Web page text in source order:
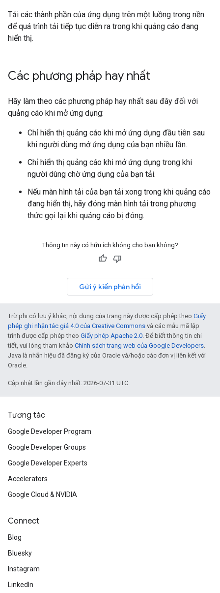
Tải các thành phần của ứng dụng trên một luồng trong nền
để quá trình tải tiếp tục diễn ra trong khi quảng cáo đang
hiển thị.
Các phương pháp hay nhất
Hãy làm theo các phương pháp hay nhất sau đây đối với
quảng cáo khi mở ứng dụng:
Chỉ hiển thị quảng cáo khi mở ứng dụng đầu tiên sau
khi người dùng mở ứng dụng của bạn nhiều lần.
Chỉ hiển thị quảng cáo khi mở ứng dụng trong khi
người dùng chờ ứng dụng của bạn tải.
Nếu màn hình tải của bạn tải xong trong khi quảng cáo
đang hiển thị, hãy đóng màn hình tải trong phương
thức gọi lại khi quảng cáo bị đóng.
Thông tin này có hữu ích không cho bạn không?
Gửi ý kiến phản hồi
Trừ phi có lưu ý khác, nội dung của trang này được cấp phép theo Giấy
phép ghi nhận tác giả 4.0 của Creative Commons và các mẫu mã lập
trình được cấp phép theo Giấy phép Apache 2.0. Để biết thông tin chi
tiết, vui lòng tham khảo Chính sách trang web của Google Developers.
Java là nhãn hiệu đã đăng ký của Oracle và/hoặc các đơn vị liên kết với
Oracle.
Cập nhật lần gần đây nhất: 2026-07-31 UTC.
Tương tác
Google Developer Program
Google Developer Groups
Google Developer Experts
Accelerators
Google Cloud & NVIDIA
Connect
Blog
Bluesky
Instagram
LinkedIn